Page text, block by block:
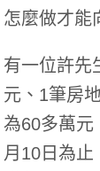
怎麼做才能
有一位許先
元、1筆房
為60多萬元
月10日為